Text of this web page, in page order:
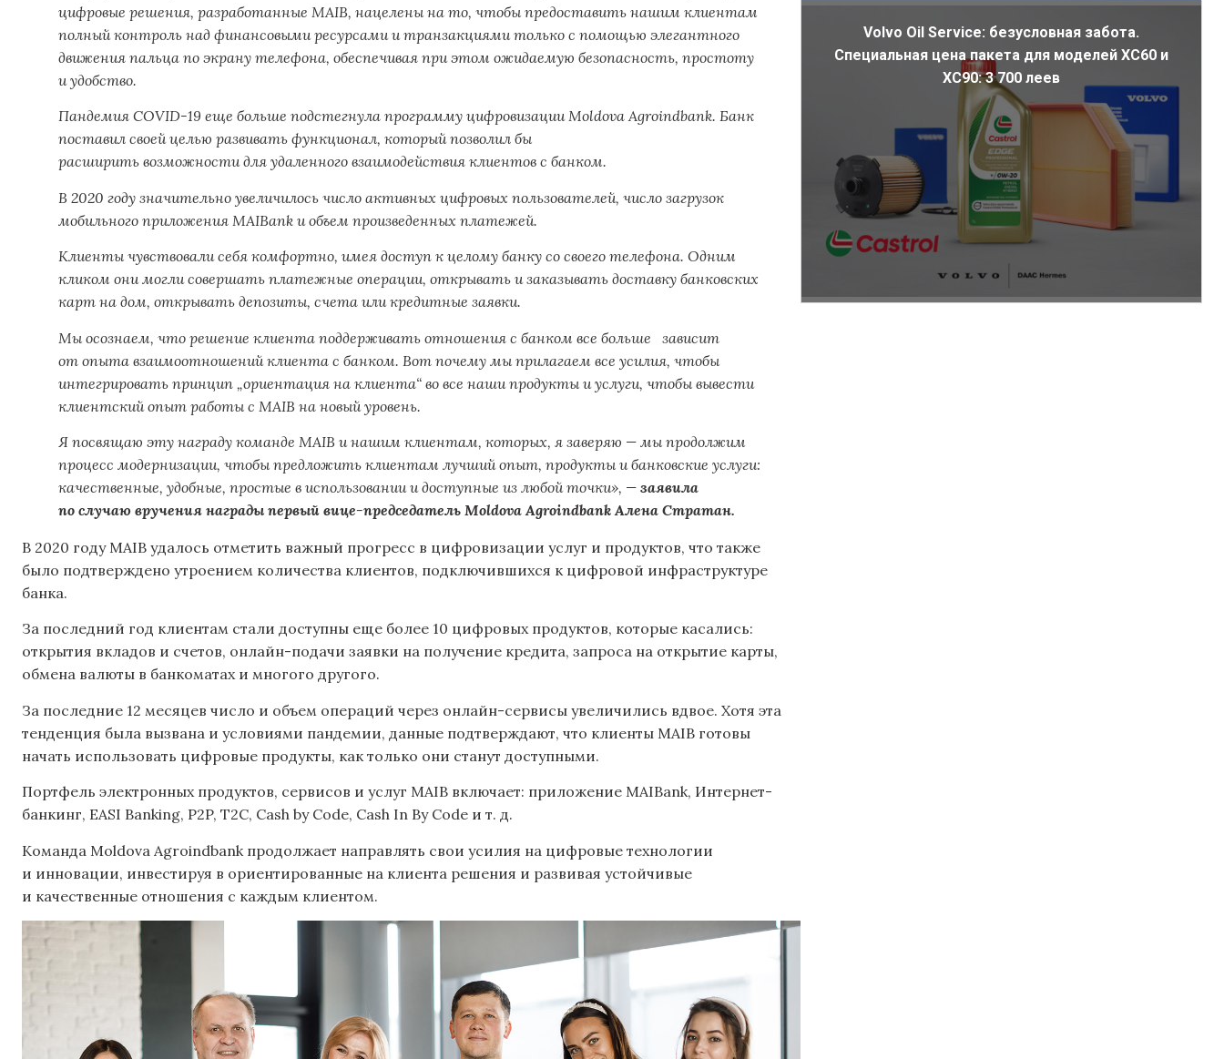
цифровые решения, разработанные MAIB, нацелены на то, чтобы предоставить нашим клиентам
полный контроль над финансовыми ресурсами и транзакциями только с помощью элегантного
движения пальца по экрану телефона, обеспечивая при этом ожидаемую безопасность, простоту
и удобство.
Пандемия COVID-19 еще больше подстегнула программу цифровизации Moldova Agroindbank. Банк
поставил своей целью развивать функционал, который позволил бы
расширить возможности для удаленного взаимодействия клиентов с банком.
В 2020 году значительно увеличилось число активных цифровых пользователей, число загрузок
мобильного приложения MAIBank и объем произведенных платежей.
Клиенты чувствовали себя комфортно, имея доступ к целому банку со своего телефона. Одним
кликом они могли совершать платежные операции, открывать и заказывать доставку банковских
карт на дом, открывать депозиты, счета или кредитные заявки.
Мы осознаем, что решение клиента поддерживать отношения с банком все больше зависит
от опыта взаимоотношений клиента с банком. Вот почему мы прилагаем все усилия, чтобы
интегрировать принцип „ориентация на клиента“ во все наши продукты и услуги, чтобы вывести
клиентский опыт работы с MAIB на новый уровень.
Я посвящаю эту награду команде MAIB и нашим клиентам, которых, я заверяю — мы продолжим
процесс модернизации, чтобы предложить клиентам лучший опыт, продукты и банковские услуги:
качественные, удобные, простые в использовании и доступные из любой точки», — заявила
по случаю вручения награды первый вице-председатель Moldova Agroindbank Алена Стратан.
В 2020 году MAIB удалось отметить важный прогресс в цифровизации услуг и продуктов, что также
было подтверждено утроением количества клиентов, подключившихся к цифровой инфраструктуре
банка.
За последний год клиентам стали доступны еще более 10 цифровых продуктов, которые касались:
открытия вкладов и счетов, онлайн-подачи заявки на получение кредита, запроса на открытие карты,
обмена валюты в банкоматах и многого другого.
За последние 12 месяцев число и объем операций через онлайн-сервисы увеличились вдвое. Хотя эта
тенденция была вызвана и условиями пандемии, данные подтверждают, что клиенты MAIB готовы
начать использовать цифровые продукты, как только они станут доступными.
Портфель электронных продуктов, сервисов и услуг MAIB включает: приложение MAIBank, Интернет-
банкинг, EASI Banking, P2P, T2C, Cash by Code, Cash In By Code и т. д.
Команда Moldova Agroindbank продолжает направлять свои усилия на цифровые технологии
и инновации, инвестируя в ориентированные на клиента решения и развивая устойчивые
и качественные отношения с каждым клиентом.
Volvo Oil Service: безусловная забота.
Специальная цена пакета для моделей XC60 и
XC90: 3 700 леев